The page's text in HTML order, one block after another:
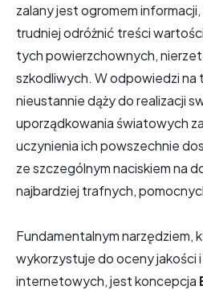
zalany jest ogromem
trudniej odróżnić treści
tych powierzchownych,
szkodliwych. W odpowiedzi na
nieustannie dąży do realizacji
uporządkowania światowych
uczynienia ich powszechnie
ze szczególnym naciskiem na
najbardziej trafnych,
Fundamentalnym narzędziem,
wykorzystuje do oceny jakości
internetowych, jest koncepcja